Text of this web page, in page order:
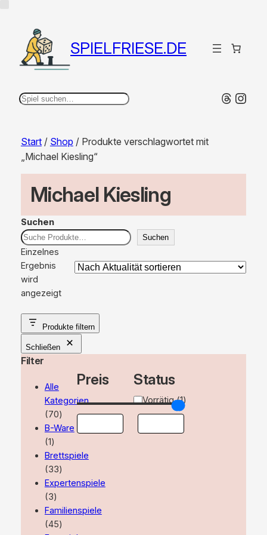
SPIELFRIESE.DE
Suchen
Start/ Shop / Produkte verschlagwortet mit
„Michael Kiesling“
Michael Kiesling
Suchen
Suchen
Einzelnes
Ergebnis
wird
angezeigt
Produkte filtern
Schließen
Filter
Alle
Kategorien
7070
Produkte
B-Ware
11
Produkt
Brettspiele
3333
Produkte
Expertenspiele
33
Produkte
Familienspiele
4545
Preis Status
Verfügbarkeit
Vorrätig(1)